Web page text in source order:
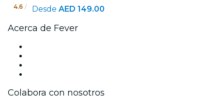
4.6 / 5 Desde AED 149.00
Acerca de Fever
Colabora con nosotros